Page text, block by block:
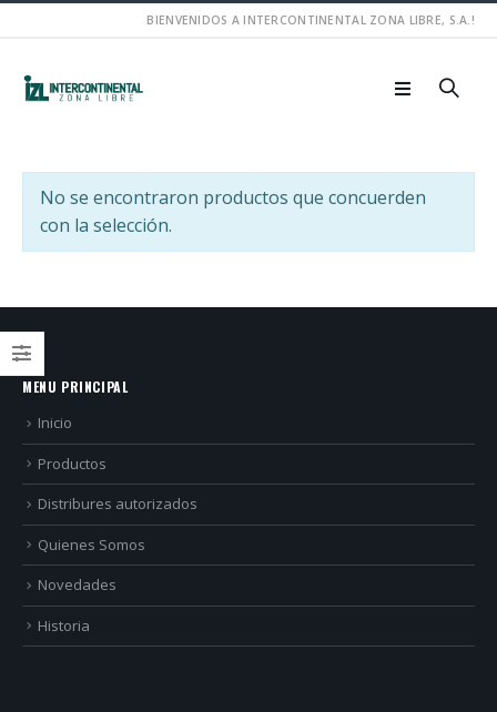
BIENVENIDOS A INTERCONTINENTAL ZONA LIBRE, S.A.!
No se encontraron productos que concuerden
con la selección.
MENU PRINCIPAL
Inicio
Productos
Distribures autorizados
Quienes Somos
Novedades
Historia